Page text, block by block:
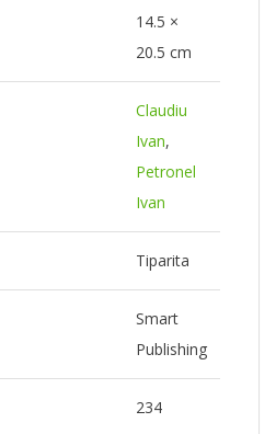
14.5 ×
20.5 cm
Claudiu
Ivan,
Petronel
Ivan
Tiparita
Smart
Publishing
234